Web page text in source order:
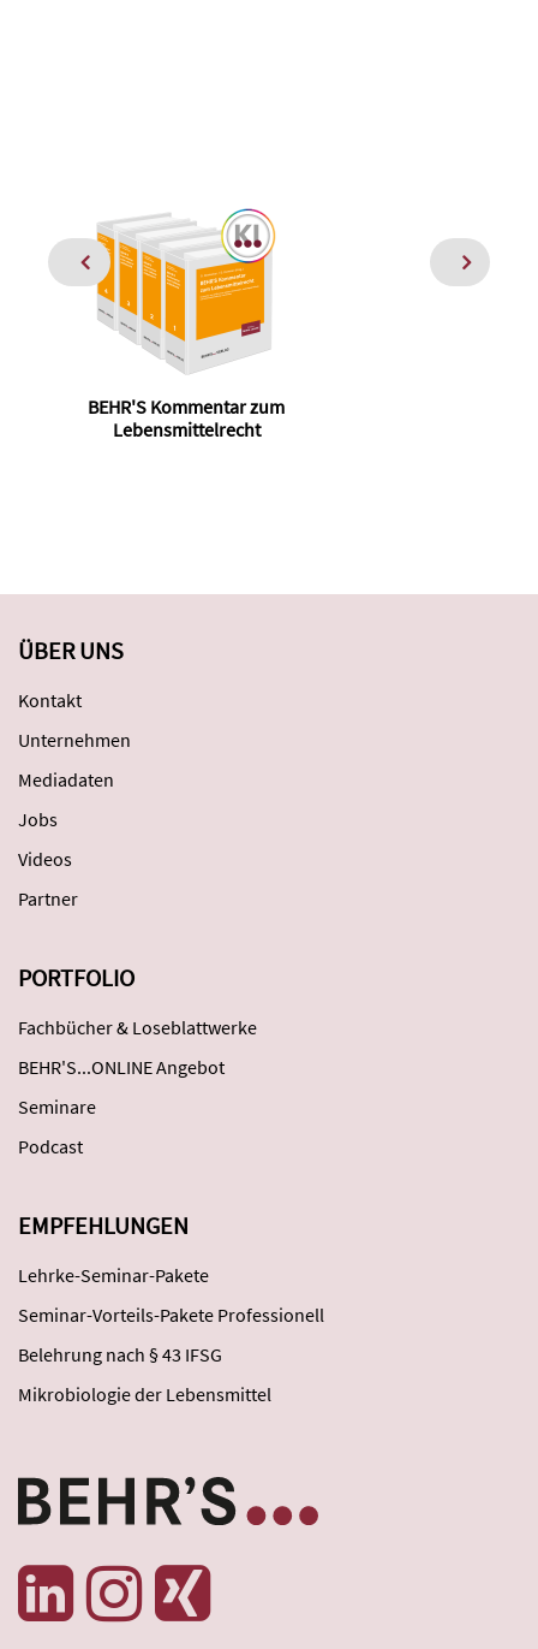
BEHR'S Kommentar zum
Lebensmittelrecht
ÜBER UNS
Kontakt
Unternehmen
Mediadaten
Jobs
Videos
Partner
PORTFOLIO
Fachbücher & Loseblattwerke
BEHR'S...ONLINE Angebot
Seminare
Podcast
EMPFEHLUNGEN
Lehrke-Seminar-Pakete
Seminar-Vorteils-Pakete Professionell
Belehrung nach § 43 IFSG
Mikrobiologie der Lebensmittel